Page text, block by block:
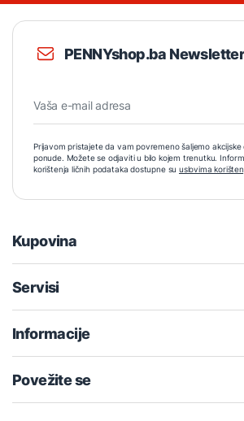
PENNYshop.ba
Prijavom pristajete da vam povremeno šaljemo
ponude. Možete se odjaviti u bilo kojem trenutku.
korištenja ličnih podataka dostupne su uslovima
Kupovina
Servisi
Informacije
Povežite se